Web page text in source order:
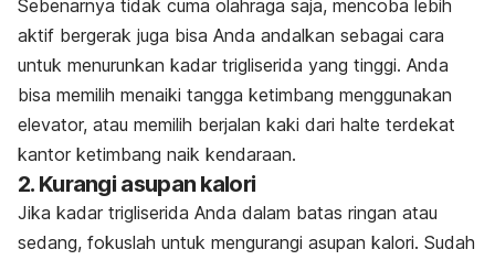
Sebenarnya tidak cuma olahraga saja, mencoba lebih
aktif bergerak juga bisa Anda andalkan sebagai cara
untuk menurunkan kadar trigliserida yang tinggi. Anda
bisa memilih menaiki tangga ketimbang menggunakan
elevator, atau memilih berjalan kaki dari halte terdekat
kantor ketimbang naik kendaraan.
2. Kurangi asupan kalori
Jika kadar trigliserida Anda dalam batas ringan atau
sedang, fokuslah untuk mengurangi asupan kalori. Sudah